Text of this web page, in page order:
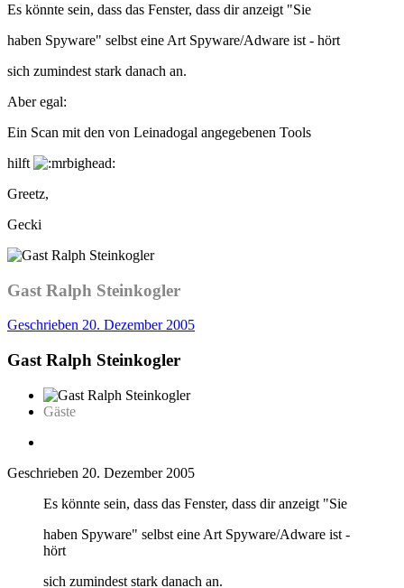
Es könnte sein, dass das Fenster, dass dir anzeigt "Sie
haben Spyware" selbst eine Art Spyware/Adware ist - hört
sich zumindest stark danach an.
Aber egal:
Ein Scan mit den von Leinadogal angegebenen Tools
hilft
Greetz,
Gecki
Gast Ralph Steinkogler
Geschrieben 20. Dezember 2005
Gast Ralph Steinkogler
Gäste
Geschrieben 20. Dezember 2005
Es könnte sein, dass das Fenster, dass dir anzeigt "Sie
haben Spyware" selbst eine Art Spyware/Adware ist -
hört
sich zumindest stark danach an.